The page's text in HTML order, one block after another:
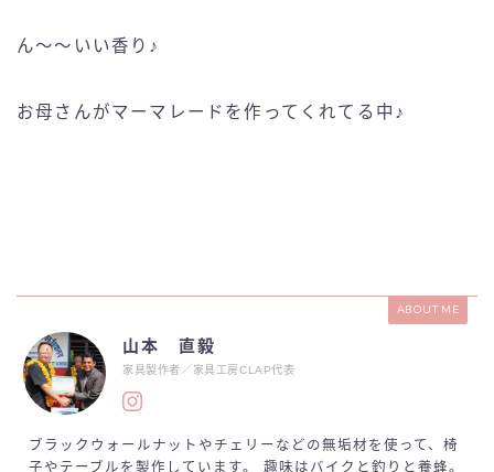
ん〜〜いい香り♪
お母さんがマーマレードを作ってくれてる中♪
ABOUT ME
山本 直毅
家具製作者／家具工房CLAP代表
ブラックウォールナットやチェリーなどの無垢材を使って、椅
子やテーブルを製作しています。 趣味はバイクと釣りと養蜂。